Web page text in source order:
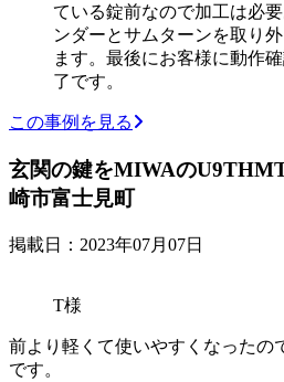
ている錠前なので加工は必
ンダーとサムターンを取り
ます。最後にお客様に動作
了です。
この事例を見る
玄関の鍵をMIWAの
崎市富士見町
掲載日：2023年07月07日
T様
前より軽くて使いやすくなったの
です。